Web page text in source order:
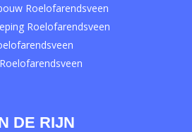
Roelofarendsveen
Roelofarendsveen
DE RIJN